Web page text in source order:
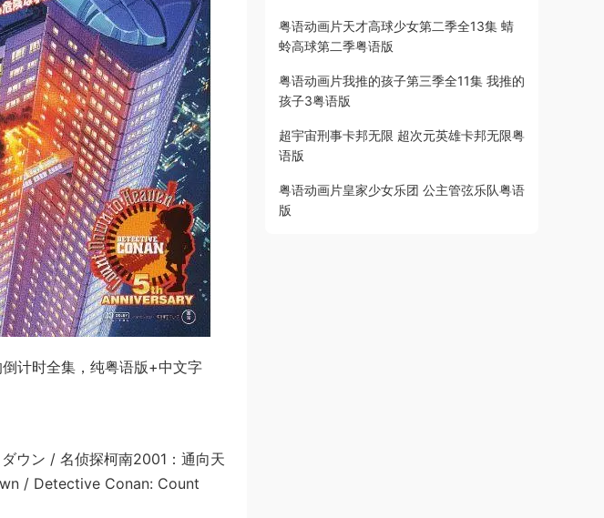
计时全集，纯粤语版+中文字
ウン / 名侦探柯南2001：通向天
/ Detective Conan: Count
粤语动画片天才高球少女第二季全13集 蜻
蛉高球第二季粤语版
粤语动画片我推的孩子第三季全11集 我推的
孩子3粤语版
超宇宙刑事卡邦无限 超次元英雄卡邦无限粤
语版
粤语动画片皇家少女乐团 公主管弦乐队粤语
版